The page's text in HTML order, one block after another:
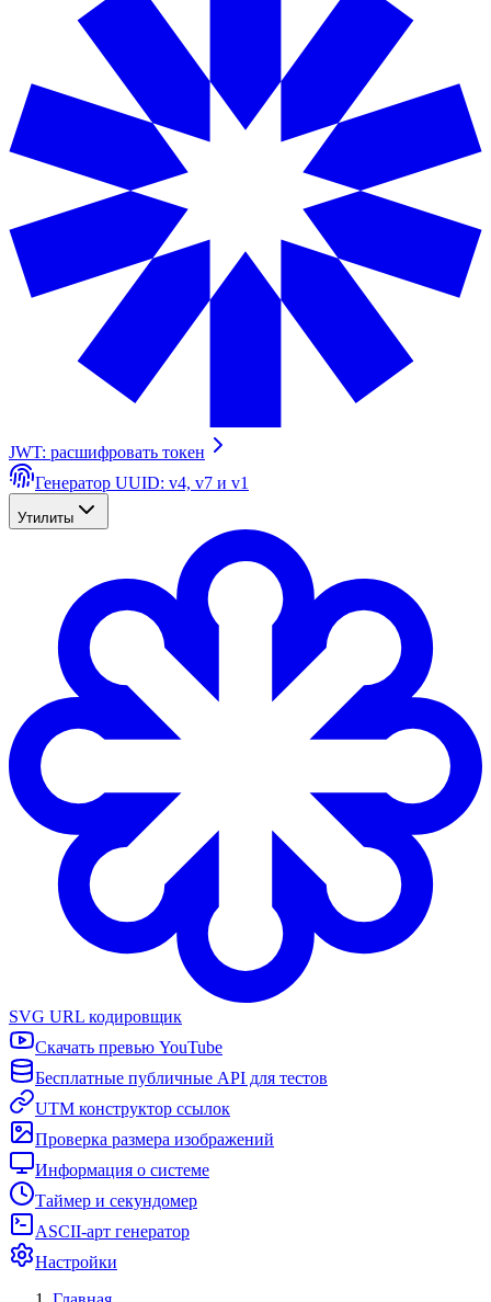
JWT: расшифровать токен
Генератор UUID: v4, v7 и v1
Утилиты
SVG URL кодировщик
Скачать превью YouTube
Бесплатные публичные API для тестов
UTM конструктор ссылок
Проверка размера изображений
Информация о системе
Таймер и секундомер
ASCII-арт генератор
Настройки